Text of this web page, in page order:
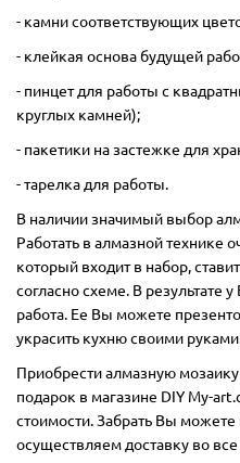
- камни соответствующих
- клейкая основа будущей
- пинцет для работы с
круглых камней);
- пакетики на застежке для
- тарелка для работы.
В наличии значимый выбор
Работать в алмазной технике
который входит в набор,
согласно схеме. В результате
работа. Ее Вы можете
украсить кухню своими
Приобрести алмазную
подарок в магазине DIY My-
стоимости. Забрать Вы можете
осуществляем доставку во